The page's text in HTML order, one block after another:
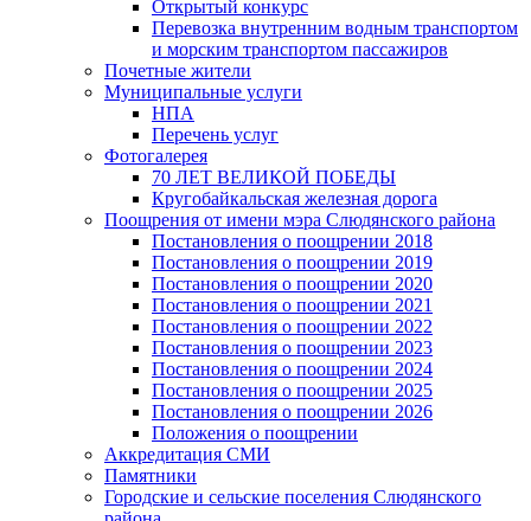
Открытый конкурс
Перевозка внутренним водным транспортом
и морским транспортом пассажиров
Почетные жители
Муниципальные услуги
НПА
Перечень услуг
Фотогалерея
70 ЛЕТ ВЕЛИКОЙ ПОБЕДЫ
Кругобайкальская железная дорога
Поощрения от имени мэра Слюдянского района
Постановления о поощрении 2018
Постановления о поощрении 2019
Постановления о поощрении 2020
Постановления о поощрении 2021
Постановления о поощрении 2022
Постановления о поощрении 2023
Постановления о поощрении 2024
Постановления о поощрении 2025
Постановления о поощрении 2026
Положения о поощрении
Аккредитация СМИ
Памятники
Городские и сельские поселения Слюдянского